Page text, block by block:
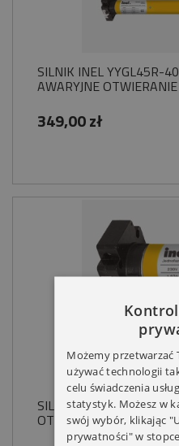
SILNIK INEL YYGL45R-
AWARYJNE OTWIERANIE
349,00 zł
SILNIK INEL GM59M
OTWIERANIE N-100
Możemy przetwarzać
używać technologii
celu świadczenia
statystyk. Możesz w
swój wybór, klikając
prywatności" w